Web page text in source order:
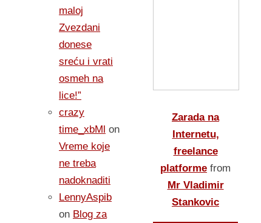
maloj
Zvezdani
donese
sreću i vrati
osmeh na
lice!”
crazy
time_xbMl on
Vreme koje
ne treba
nadoknaditi
LennyAspib
on Blog za
Zarada na
Internetu,
freelance
platforme from
Mr Vladimir
Stankovic